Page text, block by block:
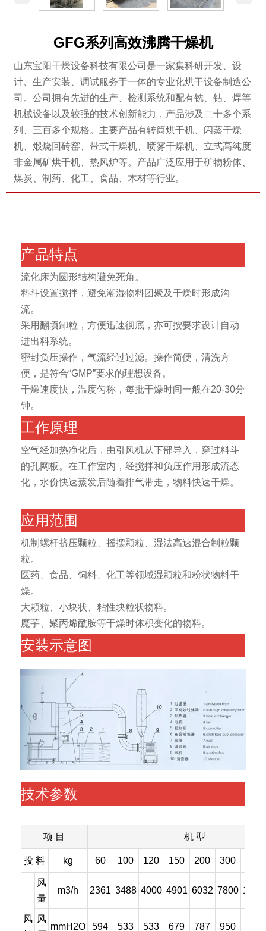
GFG系列高效沸腾干燥机
山东宝阳干燥设备科技有限公司是一家集科研开发、设
计、生产安装、调试服务于一体的专业化烘干设备制造公
司。公司拥有先进的生产、检测系统和配有铣、钻、焊等
机械设备以及较强的技术创新能力，产品涉及二十多个系
列、三百多个规格。主要产品有转筒烘干机、闪蒸干燥
机、煅烧回砖窑、带式干燥机、喷雾干燥机、立式高纯度
非金属矿烘干机、热风炉等。产品广泛应用于矿物粉体、
煤炭、制药、化工、食品、木材等行业。
产品特点
流化床为圆形结构避免死角。
料斗设置搅拌，避免潮湿物料团聚及干燥时形成沟
流。
采用翻顷卸粒，方便迅速彻底，亦可按要求设计自动
进出料系统。
密封负压操作，气流经过过滤。操作简便，清洗方
便，是符合“GMP”要求的理想设备。
干燥速度快，温度匀称，每批干燥时间一般在20-30分
钟。
工作原理
空气经加热净化后，由引风机从下部导入，穿过料斗
的孔网板。在工作室内，经搅拌和负压作用形成流态
化，水份快速蒸发后随着排气带走，物料快速干燥。
应用范围
机制螺杆挤压颗粒、摇摆颗粒、湿法高速混合制粒颗
粒。
医药、食品、饲料、化工等领域湿颗粒和粉状物料干
燥。
大颗粒、小块状、粘性块粒状物料。
魔芋、聚丙烯酰胺等干燥时体积变化的物料。
安装示意图
技术参数
项 目 机 型
投 料 kg 60 100 120 150 200 300
风
风
量
m3/h 2361 3488 4000 4901 6032 7800
风
mmH2O 594 533 533 679 787 950